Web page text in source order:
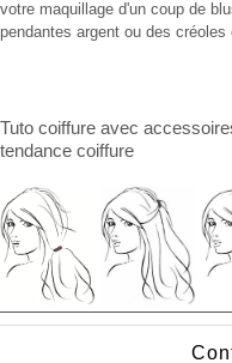
votre maquillage d'un coup de
pendantes argent ou des
Tuto coiffure avec
tendance coiffure